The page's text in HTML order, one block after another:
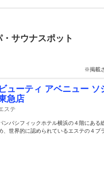
サウナスポット
※掲載
ビューティ アベニュー
急店
ステ
ンパシフィックホテル横浜の４階にある
、世界的に認められているエステの４ブ